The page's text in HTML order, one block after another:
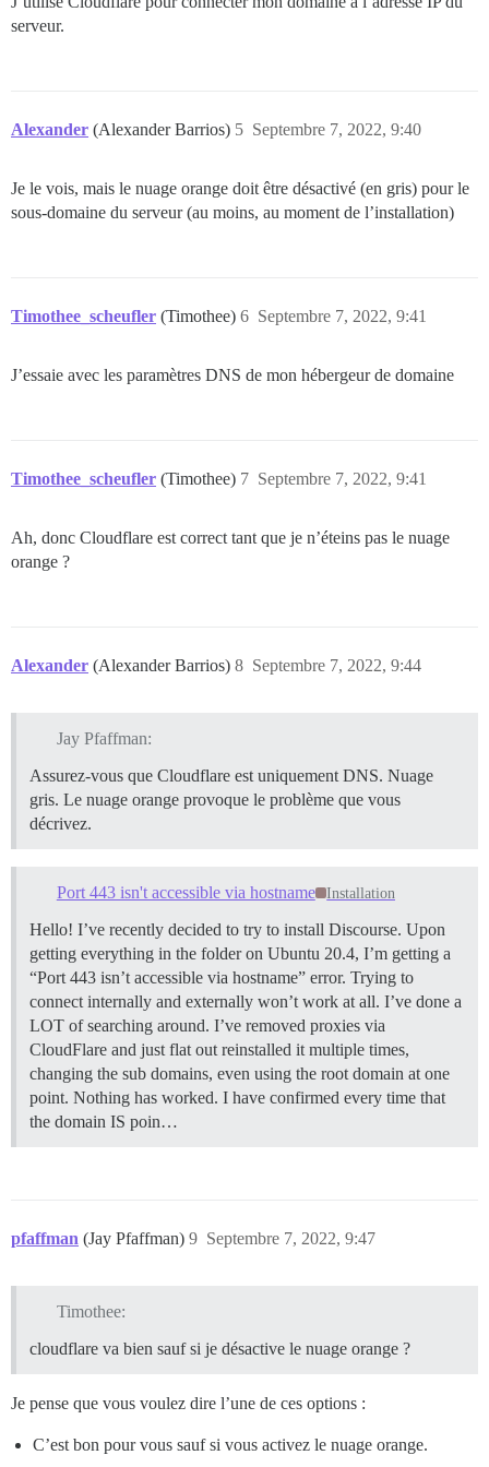
serveur.
Alexander (Alexander Barrios) Septembre 7, 2022, 9:40
5
Je le vois, mais le nuage orange doit être désactivé (en gris) pour le
sous-domaine du serveur (au moins, au moment de l’installation)
Timothee_scheufler (Timothee) Septembre 7, 2022, 9:41
6
J’essaie avec les paramètres DNS de mon hébergeur de domaine
Timothee_scheufler (Timothee) Septembre 7, 2022, 9:41
7
Ah, donc Cloudflare est correct tant que je n’éteins pas le nuage
orange ?
Alexander (Alexander Barrios) Septembre 7, 2022, 9:44
8
Jay Pfaffman:
Assurez-vous que Cloudflare est uniquement DNS. Nuage
gris. Le nuage orange provoque le problème que vous
décrivez.
Port 443 isn't accessible via hostname Installation
Hello! I’ve recently decided to try to install Discourse. Upon
getting everything in the folder on Ubuntu 20.4, I’m getting a
“Port 443 isn’t accessible via hostname” error. Trying to
connect internally and externally won’t work at all. I’ve done a
LOT of searching around. I’ve removed proxies via
CloudFlare and just flat out reinstalled it multiple times,
changing the sub domains, even using the root domain at one
point. Nothing has worked. I have confirmed every time that
the domain IS poin…
pfaffman (Jay Pfaffman) Septembre 7, 2022, 9:47
9
Timothee:
cloudflare va bien sauf si je désactive le nuage orange ?
Je pense que vous voulez dire l’une de ces options :
C’est bon pour vous sauf si vous activez le nuage orange.